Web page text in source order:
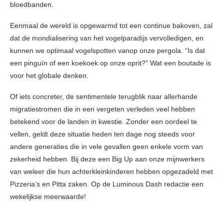
bloedbanden.
Eenmaal de wereld is opgewarmd tot een continue bakoven, zal
dat de mondialisering van het vogelparadijs vervolledigen, en
kunnen we optimaal vogelspotten vanop onze pergola. “Is dat
een pinguïn of een koekoek op onze oprit?” Wat een boutade is
voor het globale denken.
Of iets concreter, de sentimentele terugblik naar allerhande
migratiestromen die in een vergeten verleden veel hebben
betekend voor de landen in kwestie. Zonder een oordeel te
vellen, geldt deze situatie heden ten dage nog steeds voor
andere generaties die in vele gevallen geen enkele vorm van
zekerheid hebben. Bij deze een Big Up aan onze mijnwerkers
van weleer die hun achterkleinkinderen hebben opgezadeld met
Pizzeria’s en Pitta zaken. Op de Luminous Dash redactie een
wekelijkse meerwaarde!